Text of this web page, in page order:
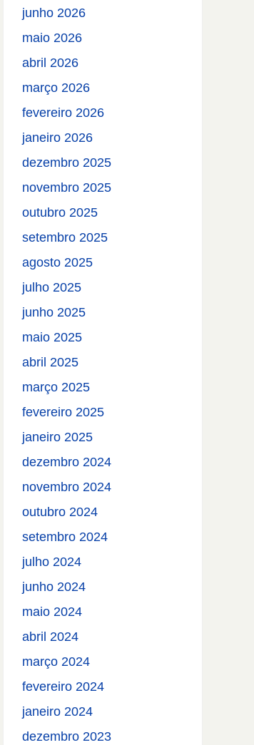
junho 2026
maio 2026
abril 2026
março 2026
fevereiro 2026
janeiro 2026
dezembro 2025
novembro 2025
outubro 2025
setembro 2025
agosto 2025
julho 2025
junho 2025
maio 2025
abril 2025
março 2025
fevereiro 2025
janeiro 2025
dezembro 2024
novembro 2024
outubro 2024
setembro 2024
julho 2024
junho 2024
maio 2024
abril 2024
março 2024
fevereiro 2024
janeiro 2024
dezembro 2023